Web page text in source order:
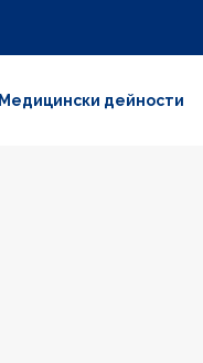
Медицински дейности